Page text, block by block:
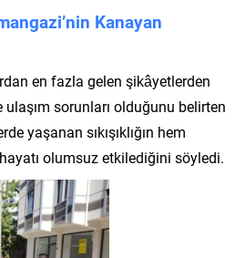
Kanayan
en fazla gelen şikâyetlerden
sorunları olduğunu belirten
yaşanan sıkışıklığın hem
olumsuz etkilediğini söyledi.